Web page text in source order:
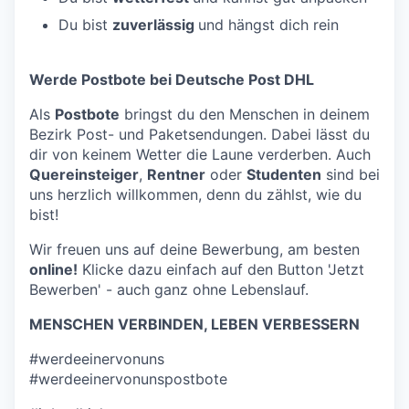
Du bist zuverlässig und hängst dich rein
Werde Postbote bei Deutsche Post DHL
Als Postbote bringst du den Menschen in deinem
Bezirk Post- und Paketsendungen. Dabei lässt du
dir von keinem Wetter die Laune verderben. Auch
Quereinsteiger, Rentner oder Studenten sind bei
uns herzlich willkommen, denn du zählst, wie du
bist!
Wir freuen uns auf deine Bewerbung, am besten
online! Klicke dazu einfach auf den Button 'Jetzt
Bewerben' - auch ganz ohne Lebenslauf.
MENSCHEN VERBINDEN, LEBEN VERBESSERN
#werdeeinervonuns
#werdeeinervonunspostbote